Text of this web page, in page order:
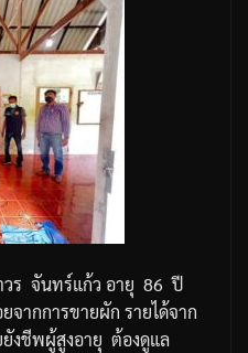
ร จันทร์แก้ว อายุ 86 ปี
จากการขายผัก รายได้จาก
ยังชีพผู้สูงอายุ ต้องดูแล